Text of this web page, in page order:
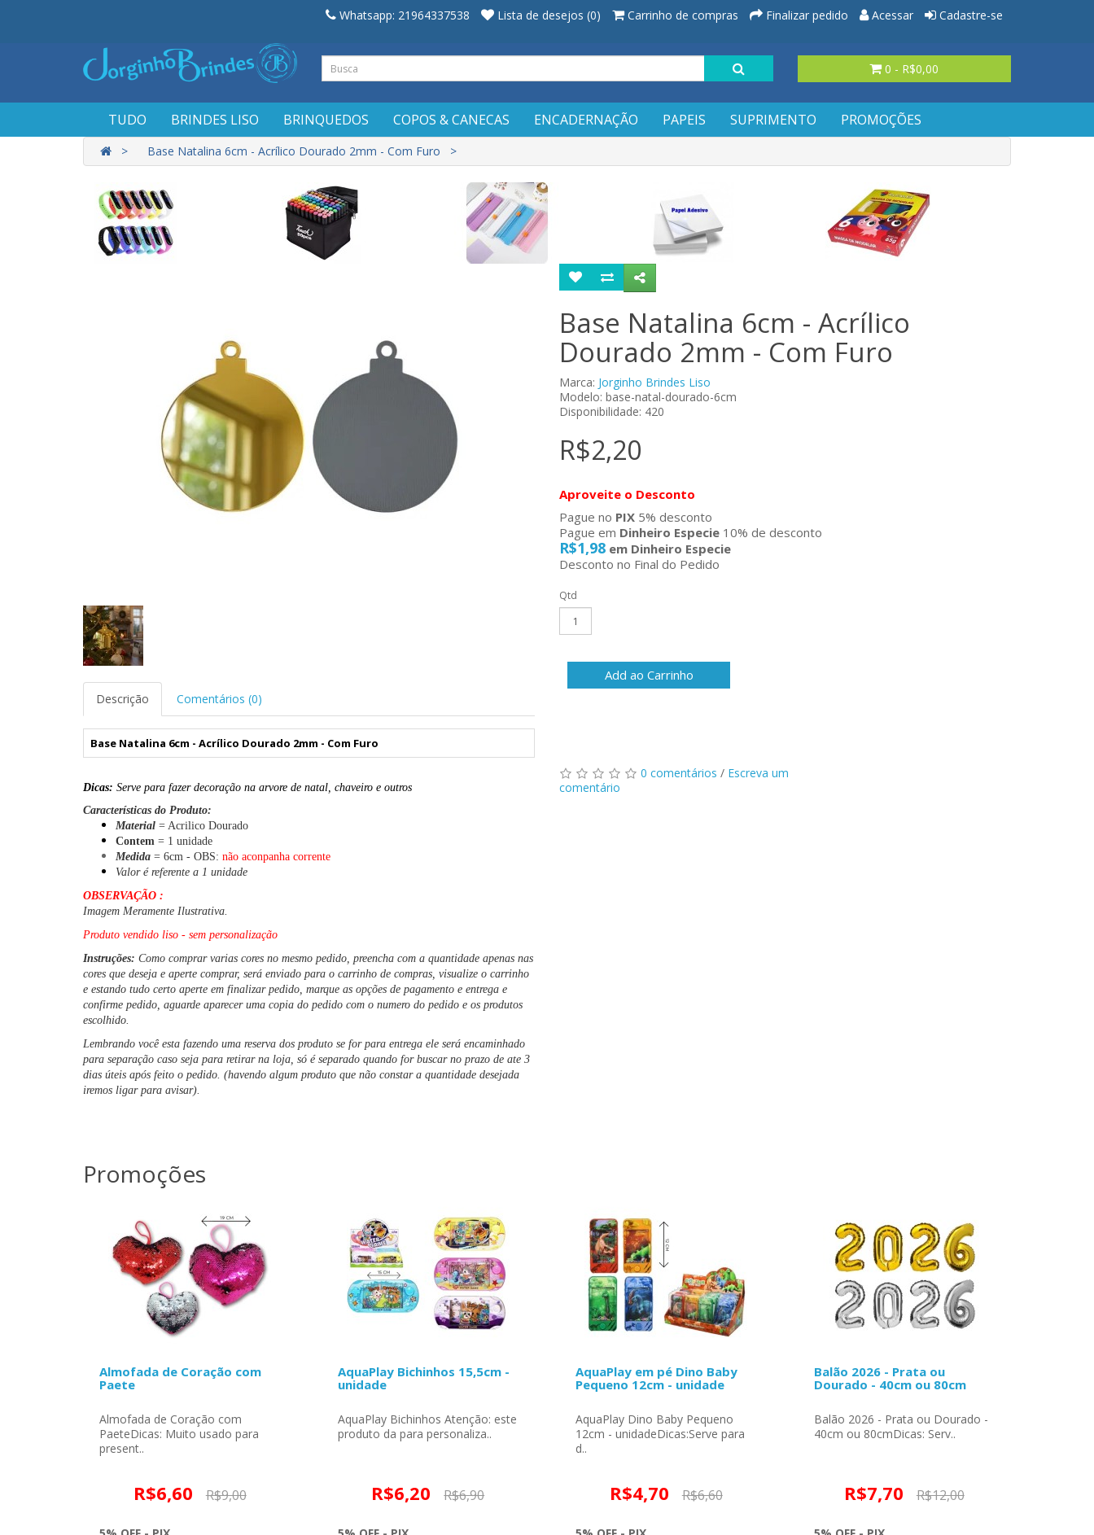
Whatsapp: 21964337538 Lista de desejos (0) Carrinho de compras Finalizar pedido Acessar Cadastre-se
0 - R$0,00
TUDO BRINDES LISO BRINQUEDOS COPOS & CANECAS ENCADERNAÇÃO PAPEIS SUPRIMENTO PROMOÇÕES
Base Natalina 6cm - Acrílico Dourado 2mm - Com Furo
Descrição Comentários (0)
Base Natalina 6cm - Acrílico Dourado 2mm - Com Furo
Dicas: Serve para fazer decoração na arvore de natal, chaveiro e outros
Características do Produto:
Material = Acrilico Dourado
Contem = 1 unidade
Medida = 6cm - OBS: não aconpanha corrente
Valor é referente a 1 unidade
OBSERVAÇÃO :
Imagem Meramente Ilustrativa.
Produto vendido liso - sem personalização
Instruções: Como comprar varias cores no mesmo pedido, preencha com a quantidade apenas nas
cores que deseja e aperte comprar, será enviado para o carrinho de compras, visualize o carrinho
e estando tudo certo aperte em finalizar pedido, marque as opções de pagamento e entrega e
confirme pedido, aguarde aparecer uma copia do pedido com o numero do pedido e os produtos
escolhido.
Lembrando você esta fazendo uma reserva dos produto se for para entrega ele será encaminhado
para separação caso seja para retirar na loja, só é separado quando for buscar no prazo de ate 3
dias úteis após feito o pedido. (havendo algum produto que não constar a quantidade desejada
iremos ligar para avisar).
Base Natalina 6cm - Acrílico
Dourado 2mm - Com Furo
Marca: Jorginho Brindes Liso
Modelo: base-natal-dourado-6cm
Disponibilidade: 420
R$2,20
Aproveite o Desconto
Pague no PIX 5% desconto
Pague em Dinheiro Especie 10% de desconto
R$1,98 em Dinheiro Especie
Desconto no Final do Pedido
Qtd
Add ao Carrinho
0 comentários / Escreva um
comentário
Promoções
Almofada de Coração com
Paete
Almofada de Coração com
PaeteDicas: Muito usado para
present..
R$6,60 R$9,00
AquaPlay Bichinhos 15,5cm -
unidade
AquaPlay Bichinhos Atenção: este
produto da para personaliza..
R$6,20 R$6,90
AquaPlay em pé Dino Baby
Pequeno 12cm - unidade
AquaPlay Dino Baby Pequeno
12cm - unidadeDicas:Serve para
d..
R$4,70 R$6,60
Balão 2026 - Prata ou
Dourado - 40cm ou 80cm
Balão 2026 - Prata ou Dourado -
40cm ou 80cmDicas: Serv..
R$7,70 R$12,00